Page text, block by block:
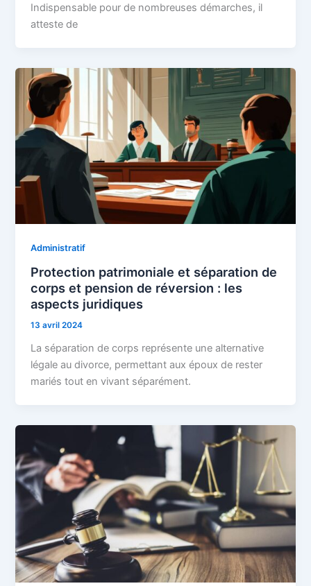
Indispensable pour de nombreuses démarches, il
atteste de
Administratif
Protection patrimoniale et séparation de
corps et pension de réversion : les
aspects juridiques
13 avril 2024
La séparation de corps représente une alternative
légale au divorce, permettant aux époux de rester
mariés tout en vivant séparément.